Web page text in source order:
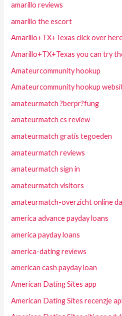
amarillo reviews
amarillo the escort
Amarillo+TX+Texas click over
Amarillo+TX+Texas you can try
Amateurcommunity hookup
Amateurcommunity hookup
amateurmatch ?berpr?fung
amateurmatch cs review
amateurmatch gratis tegoeden
amateurmatch reviews
amateurmatch sign in
amateurmatch visitors
amateurmatch-overzicht online
america advance payday loans
america payday loans
america-dating reviews
american cash payday loan
American Dating Sites app
American Dating Sites recenzje